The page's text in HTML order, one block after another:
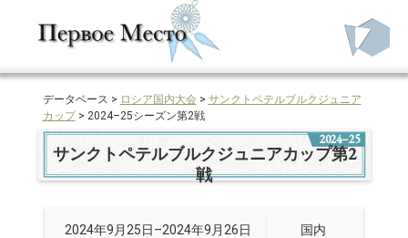
データベース > ロシア国内大会> サンクトペテルブルクジュニア
カップ> 2024–25シーズン第2戦
2024–25
サンクトペテルブルクジュニアカップ第2
戦
2024年9月25日–2024年9月26日 国内